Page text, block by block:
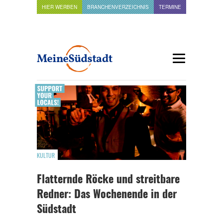
HIER WERBEN BRANCHENVERZEICHNIS TERMINE
KULTUR
Flatternde Röcke und streitbare
Redner: Das Wochenende in der
Südstadt